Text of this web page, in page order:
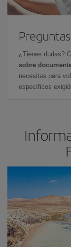
¿Tienes dudas?
sobre
necesitas para
específicos